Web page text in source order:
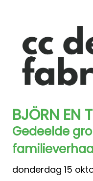
BJÖRN EN
Gedeelde
donderdag 15